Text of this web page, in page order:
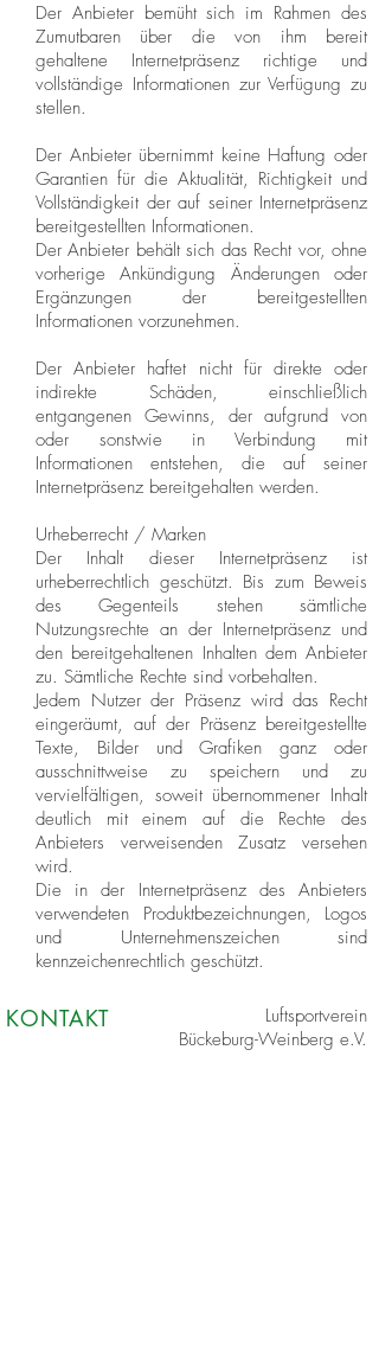
Der Anbieter bemüht sich im Rahmen des
Zumutbaren über die von ihm bereit
gehaltene Internetpräsenz richtige und
vollständige Informationen zur Verfügung zu
stellen.
Der Anbieter übernimmt keine Haftung oder
Garantien für die Aktualität, Richtigkeit und
Vollständigkeit der auf seiner Internetpräsenz
bereitgestellten Informationen.
Der Anbieter behält sich das Recht vor, ohne
vorherige Ankündigung Änderungen oder
Ergänzungen der bereitgestellten
Informationen vorzunehmen.
Der Anbieter haftet nicht für direkte oder
indirekte Schäden, einschließlich
entgangenen Gewinns, der aufgrund von
oder sonstwie in Verbindung mit
Informationen entstehen, die auf seiner
Internetpräsenz bereitgehalten werden.
Urheberrecht / Marken
Der Inhalt dieser Internetpräsenz ist
urheberrechtlich geschützt. Bis zum Beweis
des Gegenteils stehen sämtliche
Nutzungsrechte an der Internetpräsenz und
den bereitgehaltenen Inhalten dem Anbieter
zu. Sämtliche Rechte sind vorbehalten.
Jedem Nutzer der Präsenz wird das Recht
eingeräumt, auf der Präsenz bereitgestellte
Texte, Bilder und Grafiken ganz oder
ausschnittweise zu speichern und zu
vervielfältigen, soweit übernommener Inhalt
deutlich mit einem auf die Rechte des
Anbieters verweisenden Zusatz versehen
wird.
Die in der Internetpräsenz des Anbieters
verwendeten Produktbezeichnungen, Logos
und Unternehmenszeichen sind
kennzeichenrechtlich geschützt.
KONTAKT
Luftsportverein
Bückeburg-Weinberg e.V.